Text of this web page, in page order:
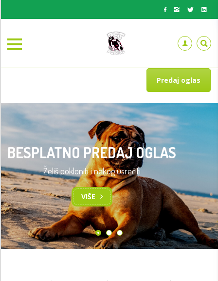
Predaj oglas
BESPLATNO PREDAJ OGLAS
Želiš pokloniti i nekog usrećiti
VIŠE